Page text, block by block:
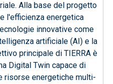
Alla base del progetto
l'efficienza energetica
innovative come
artificiale (AI) e la
principale di TIERRA è
Digital Twin capace di
risorse energetiche multi-